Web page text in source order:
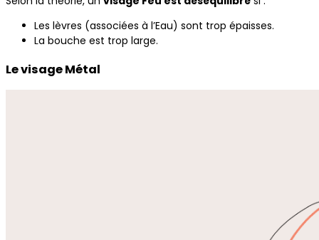
Les lèvres (associées à l’Eau) sont trop épaisses.
La bouche est trop large.
Le visage Métal